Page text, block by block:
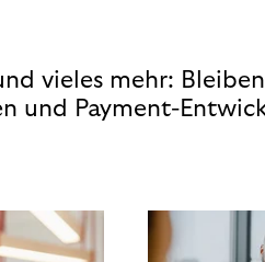
vieles mehr:
und Payment-